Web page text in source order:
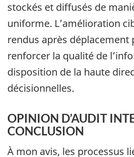
stockés et diffusés de
uniforme. L’amélioration
rendus après
renforcer la qualité de
disposition de la haute
décisionnelles.
OPINION D’AUDIT
CONCLUSION
À mon avis, les processus